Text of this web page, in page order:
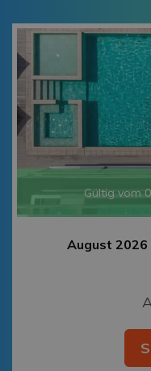
Gültig vom
August 2026